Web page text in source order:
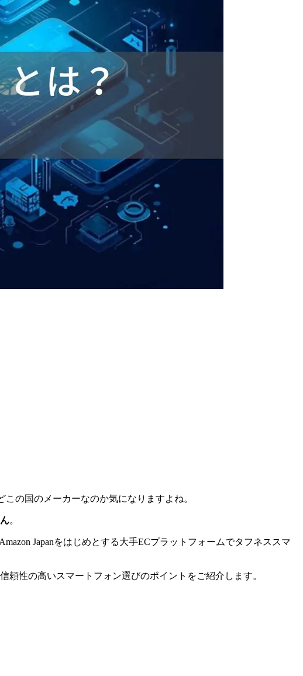
の国のメーカーなのか気になりますよね。
。
Japanをはじめとする大手ECプラットフォームでタフネススマ
頼性の高いスマートフォン選びのポイントをご紹介します。